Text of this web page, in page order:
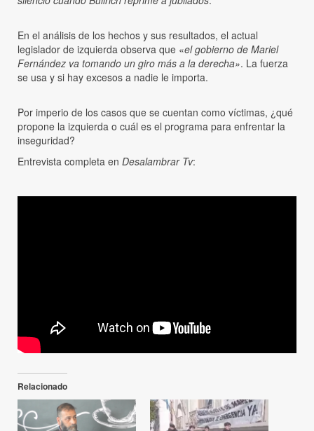
En el análisis de los hechos y sus resultados, el actual
legislador de izquierda observa que «el gobierno de Mariel
Fernández va tomando un giro más a la derecha». La fuerza
se usa y si hay excesos a nadie le importa.
Por imperio de los casos que se cuentan como víctimas, ¿qué
propone la izquierda o cuál es el programa para enfrentar la
inseguridad?
Entrevista completa en Desalambrar Tv:
Relacionado